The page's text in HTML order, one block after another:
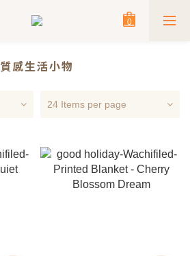
質感生活小物
24 Items per page